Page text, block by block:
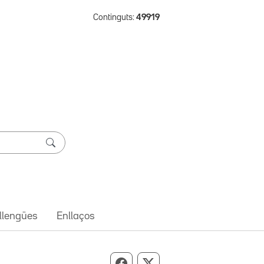
Continguts: 49919
Enllaços